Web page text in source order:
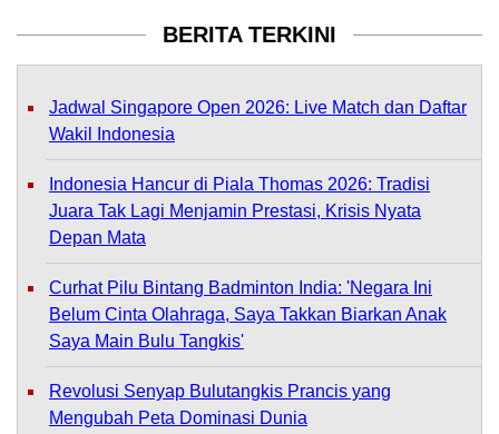
BERITA TERKINI
Jadwal Singapore Open 2026: Live Match dan Daftar
Wakil Indonesia
Indonesia Hancur di Piala Thomas 2026: Tradisi
Juara Tak Lagi Menjamin Prestasi, Krisis Nyata
Depan Mata
Curhat Pilu Bintang Badminton India: 'Negara Ini
Belum Cinta Olahraga, Saya Takkan Biarkan Anak
Saya Main Bulu Tangkis'
Revolusi Senyap Bulutangkis Prancis yang
Mengubah Peta Dominasi Dunia